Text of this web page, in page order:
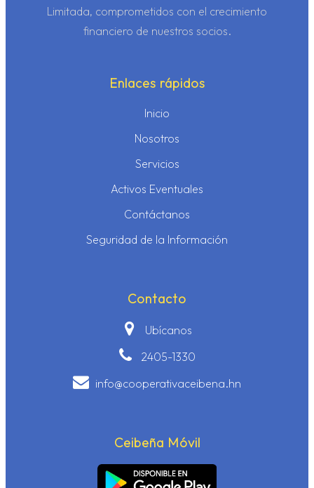
Limitada, comprometidos con el crecimiento
financiero de nuestros socios.
Enlaces rápidos
Inicio
Nosotros
Servicios
Activos Eventuales
Contáctanos
Seguridad de la Información
Contacto
Ubícanos
2405-1330
info@cooperativaceibena.hn
Ceibeña Móvil